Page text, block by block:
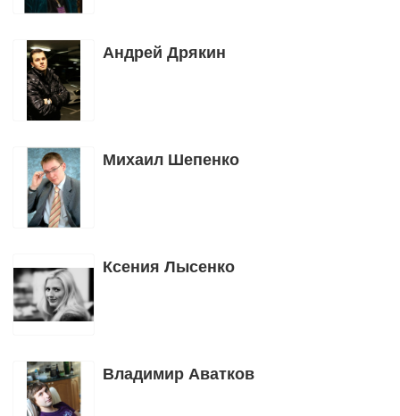
Андрей Дрякин
Михаил Шепенко
Ксения Лысенко
Владимир Аватков